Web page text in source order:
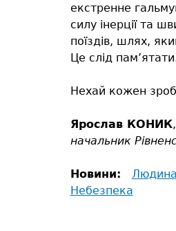
екстренне
силу інерції та
поїздів, шлях,
Це слід
Нехай кожен
Ярослав КОНИК,
начальник
Новини:
Людина
Небезпека